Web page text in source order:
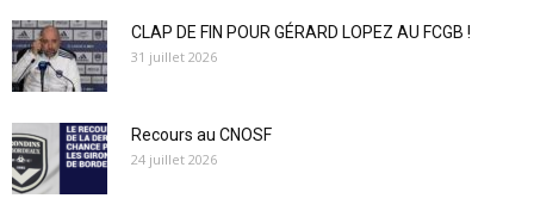
CLAP DE FIN POUR GÉRARD LOPEZ AU FCGB !
31 juillet 2026
Recours au CNOSF
24 juillet 2026